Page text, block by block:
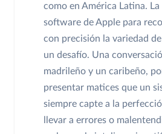
como en América Latina. La
software de Apple para
con precisión la variedad
un desafío. Una
madrileño y un caribeño,
presentar matices que un
siempre capte a la
llevar a errores o